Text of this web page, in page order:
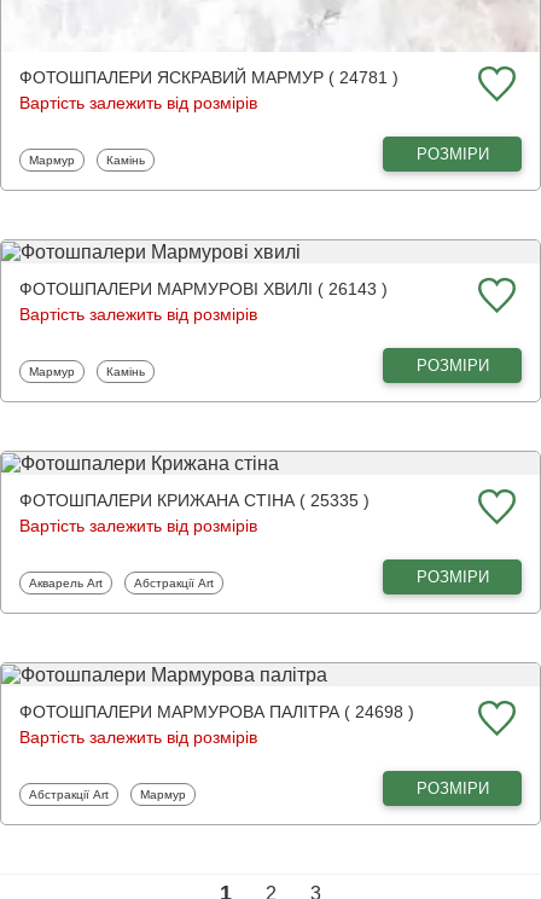
ФОТОШПАЛЕРИ ЯСКРАВИЙ МАРМУР ( 24781 )
Вартість залежить від розмірів
Фотошпалери
Мармур Фотошпалери
Камінь РОЗМІРИ
ФОТОШПАЛЕРИ МАРМУРОВІ ХВИЛІ ( 26143 )
Вартість залежить від розмірів
Фотошпалери
Мармур Фотошпалери
Камінь РОЗМІРИ
ФОТОШПАЛЕРИ КРИЖАНА СТІНА ( 25335 )
Вартість залежить від розмірів
Фотошпалери
Акварель Art Фотошпалери
Абстракції Art РОЗМІРИ
ФОТОШПАЛЕРИ МАРМУРОВА ПАЛІТРА ( 24698 )
Вартість залежить від розмірів
Фотошпалери
Абстракції Art Фотошпалери
Мармур РОЗМІРИ
1 2 3